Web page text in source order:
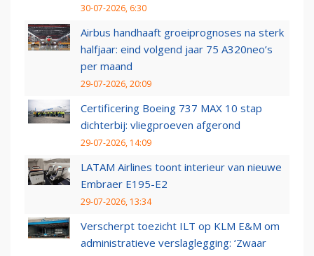
30-07-2026, 6:30
Airbus handhaaft groeiprognoses na sterk
halfjaar: eind volgend jaar 75 A320neo’s
per maand
29-07-2026, 20:09
Certificering Boeing 737 MAX 10 stap
dichterbij: vliegproeven afgerond
29-07-2026, 14:09
LATAM Airlines toont interieur van nieuwe
Embraer E195-E2
29-07-2026, 13:34
Verscherpt toezicht ILT op KLM E&M om
administratieve verslaglegging: ‘Zwaar